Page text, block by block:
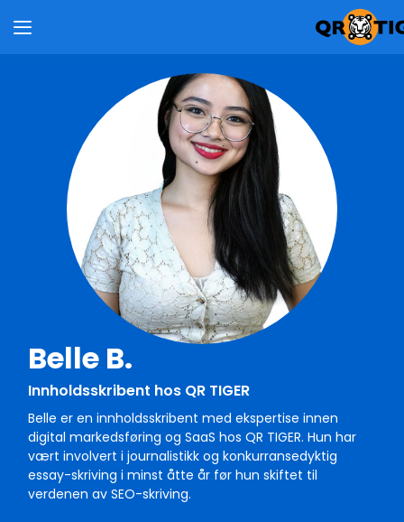
Belle B.
Innholdsskribent hos QR TIGER
Belle er en innholdsskribent med ekspertise innen
digital markedsføring og SaaS hos QR TIGER. Hun har
vært involvert i journalistikk og konkurransedyktig
essay-skriving i minst åtte år før hun skiftet til
verdenen av SEO-skriving.